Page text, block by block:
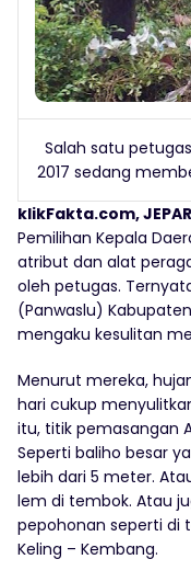
Salah satu
2017 sedang
klikFakta.com,
Pemilihan Kepala
atribut dan alat
oleh petugas.
(Panwaslu)
mengaku kesulitan
Menurut mereka,
hari cukup
itu, titik pemasangan
Seperti baliho besar
lebih dari 5 meter.
lem di tembok. Atau
pepohonan seperti di
Keling – Kembang.